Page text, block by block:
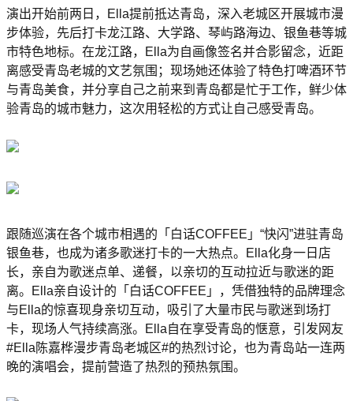
演出开始前两日，Ella提前抵达青岛，深入老城区开展城市漫
步体验，先后打卡龙江路、大学路、琴屿路海边、银鱼巷等城
市特色地标。在龙江路，Ella为自画像签名并合影留念，近距
离感受青岛老城的文艺氛围；现场她还体验了特色打啤酒环节
与青岛美食，并分享自己之前来到青岛都是忙于工作，鲜少体
验青岛的城市魅力，这次用轻松的方式让自己感受青岛。
跟随巡演在各个城市相遇的「白话COFFEE」“快闪”进驻青岛
银鱼巷，也成为诸多歌迷打卡的一大热点。Ella化身一日店
长，亲自为歌迷点单、递餐，以亲切的互动拉近与歌迷的距
离。Ella亲自设计的「白话COFFEE」，凭借独特的品牌理念
与Ella的惊喜现身亲切互动，吸引了大量市民与歌迷到场打
卡，现场人气持续高涨。Ella自在享受青岛的惬意，引发网友
#Ella陈嘉桦漫步青岛老城区#的热烈讨论，也为青岛站一连两
晚的演唱会，提前营造了热烈的预热氛围。